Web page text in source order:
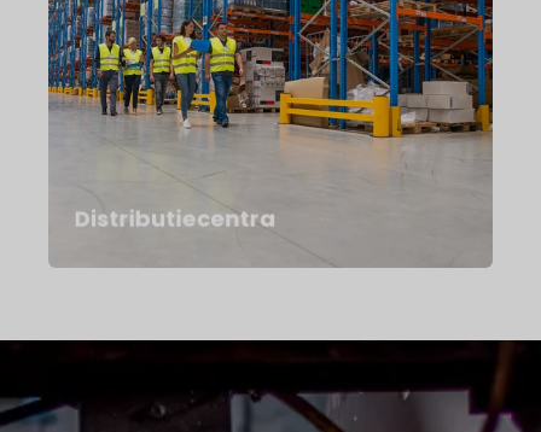
Distributiecentra
In distributiecentra is elke
storing een directe
bottleneck. Of het nu om
transportsystemen,
rolpoorten of
sorteerinstallaties gaat:
als iets stilvalt, stagneert
het hele proces.